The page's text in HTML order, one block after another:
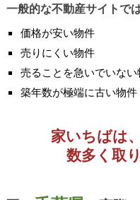
一般的な不動産サイトで
価格が安い物件
売りにくい物件
売ることを急いでいない
築年数が極端に古い物件
家いちばは
数多く取